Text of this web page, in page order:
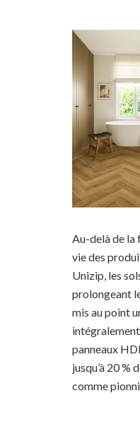
Au-delà de la
vie des
Unizip, les
prolongeant
mis au point
panneaux
jusqu’à 20 %
comme